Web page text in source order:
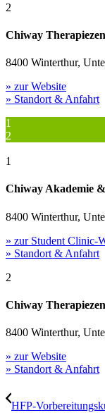
2
Chiway
8400 Winterthur,
» zur Website
» Standort & Anfahrt
1
2
1
Chiway Akademie
8400 Winterthur,
» zur Student Clinic-
» Standort & Anfahrt
2
Chiway
8400 Winterthur,
» zur Website
» Standort & Anfahrt
HFP-